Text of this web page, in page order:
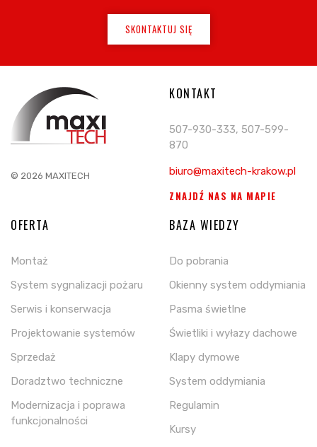
SKONTAKTUJ SIĘ
© 2026 MAXITECH
OFERTA
Montaż
System sygnalizacji pożaru
Serwis i konserwacja
Projektowanie systemów
Sprzedaż
Doradztwo techniczne
Modernizacja i poprawa
funkcjonalności
BAZA WIEDZY
Do pobrania
Okienny system oddymiania
Pasma świetlne
Świetliki i wyłazy dachowe
Klapy dymowe
System oddymiania
Regulamin
Kursy
KONTAKT
507-930-333, 507-599-
870
biuro@maxitech-krakow.pl
ZNAJDŹ NAS NA MAPIE